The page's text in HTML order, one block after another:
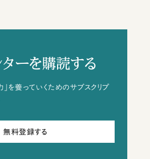
ーを購読する
」を養っていくためのサブスクリプ
無料登録する